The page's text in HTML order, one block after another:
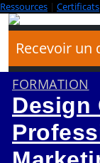
Ressources | Certificats
Recevoir un
FORMATION
Design